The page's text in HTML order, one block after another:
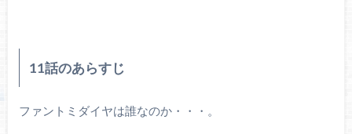
11話のあらすじ
ファントミダイヤは誰なのか・・・。